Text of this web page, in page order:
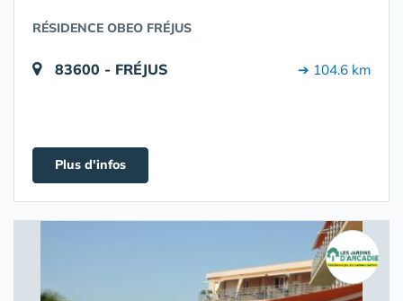
RÉSIDENCE OBEO FRÉJUS
83600 - FRÉJUS ➔ 104.6 km
Plus d'infos